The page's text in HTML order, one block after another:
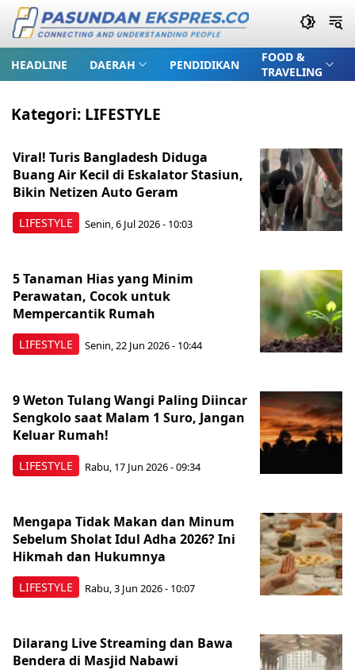
HEADLINE DAERAH PENDIDIKAN
FOOD &
TRAVELING
Kategori: LIFESTYLE
LIFESTYLE
Viral! Turis Bangladesh Diduga
Buang Air Kecil di Eskalator Stasiun,
Bikin Netizen Auto Geram
Senin, 6 Jul 2026 - 10:03
LIFESTYLE
5 Tanaman Hias yang Minim
Perawatan, Cocok untuk
Mempercantik Rumah
Senin, 22 Jun 2026 - 10:44
LIFESTYLE
9 Weton Tulang Wangi Paling Diincar
Sengkolo saat Malam 1 Suro, Jangan
Keluar Rumah!
Rabu, 17 Jun 2026 - 09:34
LIFESTYLE
Mengapa Tidak Makan dan Minum
Sebelum Sholat Idul Adha 2026? Ini
Hikmah dan Hukumnya
Rabu, 3 Jun 2026 - 10:07
Dilarang Live Streaming dan Bawa
Bendera di Masjid Nabawi